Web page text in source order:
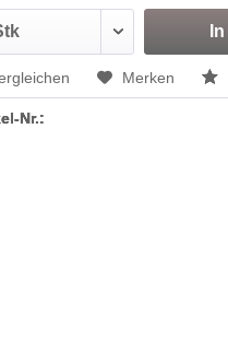
Merken
Nr.: